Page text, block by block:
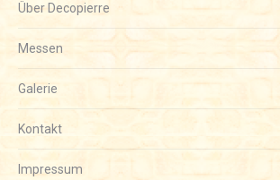
Über Decopierre
Messen
Galerie
Kontakt
Impressum